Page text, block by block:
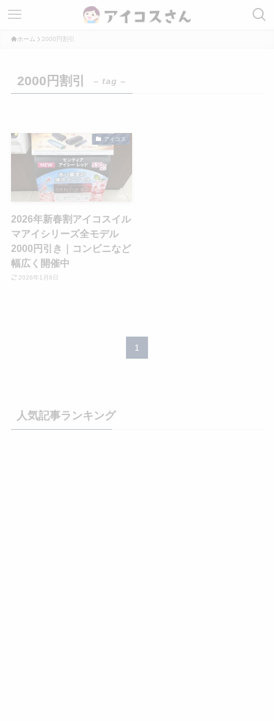
ホーム 2000円割引
2000円割引 – tag –
アイコス
2026年新春割アイコスイル
マアイシリーズ全モデル
2000円引き｜コンビニなど
幅広く開催中
2026年1月8日
1
人気記事ランキング